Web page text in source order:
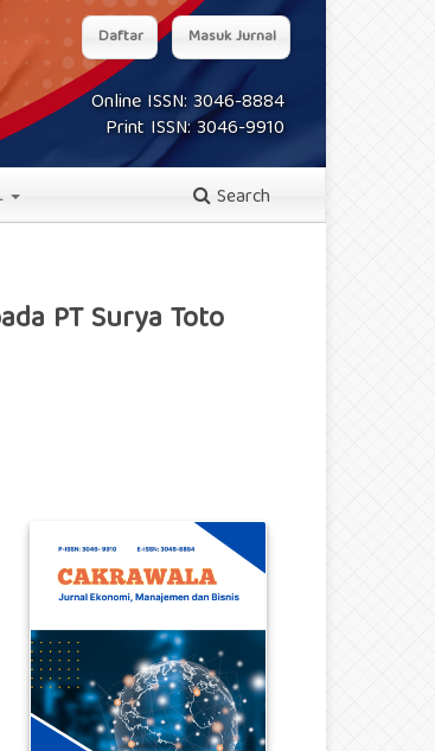
Online ISSN: 3046-8884
Print ISSN: 3046-9910
Search
Daftar Masuk Jurnal
PT Surya Toto